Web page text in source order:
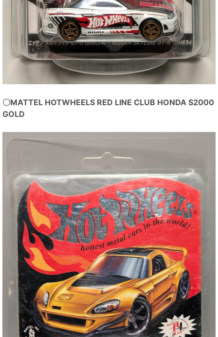
〇MATTEL HOTWHEELS RED LINE CLUB HONDA S2000
GOLD